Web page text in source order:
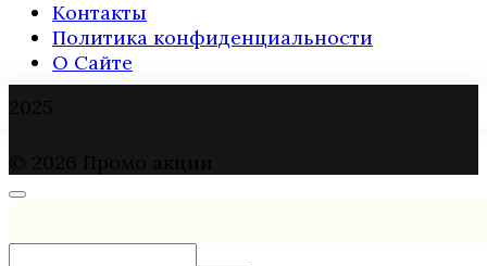
Контакты
Политика конфиденциальности
О Сайте